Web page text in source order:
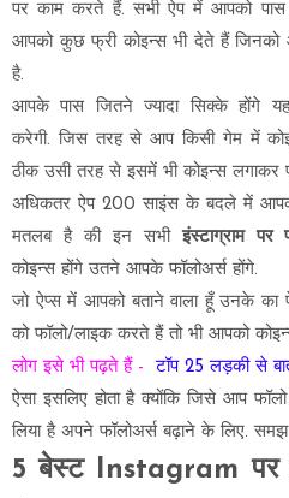
पर काम करते हैं. सभी ऐप में आपको
आपको कुछ फ्री कोइन्स भी देते हैं
है.
आपके पास जितने ज्यादा सिक्के होंगे
करेगी. जिस तरह से आप किसी गेम में
ठीक उसी तरह से इसमें भी कोइन्स लगाकर
अधिकतर ऐप 200 साइंस के बदले में
मतलब है की इन सभीइंस्टाग्राम पर
कोइन्स होंगे उतने आपके फॉलोअर्स होंगे.
जो ऐप्स में आपको बताने वाला हूँ उनके
को फॉलो/लाइक करते हैं तो भी आपको
लोग इसे भी पढ़ते हैं -
टॉप 25 लड़की से
ऐसा इसलिए होता है क्योंकि जिसे आप
लिया है अपने फॉलोअर्स बढ़ाने के लिए.
5 बेस्ट Instagram पर